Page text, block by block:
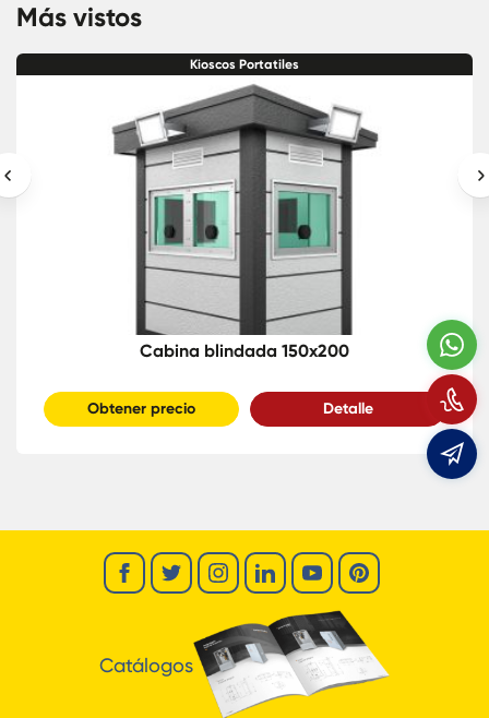
Más vistos
Kioscos Portatiles
Cabina blindada 150x200
Obtener precio Detalle
Catálogos